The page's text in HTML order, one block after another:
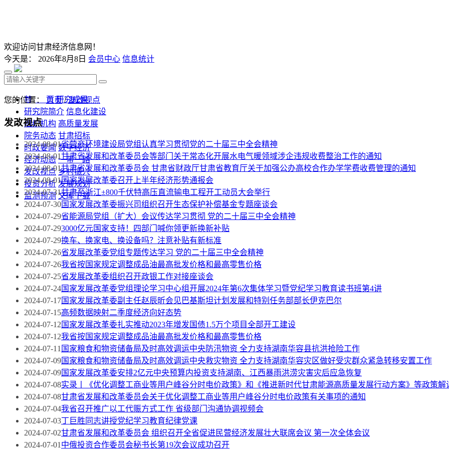
欢迎访问甘肃经济信息网！
今天是： 2026年8月8日 会员中心 信息统计
首 页 研究成果
研究院简介 信息化建设
组织机构 高质量发展
院务动态 甘肃招标
时政要闻 数字经济
经济动态 一带一路
发改视点 乡村振兴
投资分析 发展规划
监测预测 文库下载
您的位置： 首页/发改视点
发改视点
2024-08-01省营商环境建设局党组认真学习贯彻党的二十届三中全会精神
2024-08-01甘肃省发展和改革委员会等部门关于常态化开展水电气暖领域涉企违规收费整治工作的通知
2024-08-01甘肃省发展和改革委员会 甘肃省财政厅甘肃省教育厅关于加强公办高校合作办学学费收费管理的通知
2024-08-01国家发展改革委召开上半年经济形势通报会
2024-07-31甘肃至浙江±800千伏特高压直流输电工程开工动员大会举行
2024-07-30国家发展改革委振兴司组织召开生态保护补偿基金专题座谈会
2024-07-29省能源局党组（扩大）会议传达学习贯彻 党的二十届三中全会精神
2024-07-293000亿元国家支持！四部门喊你领更新换新补贴
2024-07-29换车、换家电、换设备吗？注意补贴有新标准
2024-07-26省发展改革委党组专题传达学习 党的二十届三中全会精神
2024-07-26我省按国家规定调整成品油最高批发价格和最高零售价格
2024-07-25省发展改革委组织召开政银工作对接座谈会
2024-07-24国家发展改革委党组理论学习中心组开展2024年第6次集体学习暨党纪学习教育读书班第4讲
2024-07-17国家发展改革委副主任赵辰昕会见巴基斯坦计划发展和特别任务部部长伊克巴尔
2024-07-15高频数据映射二季度经济向好态势
2024-07-12国家发展改革委扎实推动2023年增发国债1.5万个项目全部开工建设
2024-07-12我省按国家规定调整成品油最高批发价格和最高零售价格
2024-07-11 国家粮食和物资储备局及时高效调运中央防汛物资 全力支持湖南华容县抗洪抢险工作
2024-07-09国家粮食和物资储备局及时高效调运中央救灾物资 全力支持湖南华容灾区做好受灾群众紧急转移安置工作
2024-07-09国家发展改革委安排2亿元中央预算内投资支持湖南、江西暴雨洪涝灾害灾后应急恢复
2024-07-08实录丨《优化调整工商业等用户峰谷分时电价政策》和《推进新时代甘肃能源高质量发展行动方案》等政策解
2024-07-08甘肃省发展和改革委员会关于优化调整工商业等用户峰谷分时电价政策有关事项的通知
2024-07-04我省召开推广以工代赈方式工作 省级部门沟通协调视频会
2024-07-03丁巨胜同志讲授党纪学习教育纪律党课
2024-07-02甘肃省发展和改革委员会 组织召开全省促进民营经济发展壮大联席会议 第一次全体会议
2024-07-01中俄投资合作委员会秘书长第19次会议成功召开